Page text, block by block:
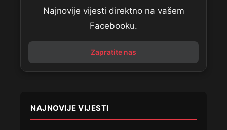
Najnovije vijesti direktno na vašem
Facebooku.
Zapratite nas
NAJNOVIJE VIJESTI